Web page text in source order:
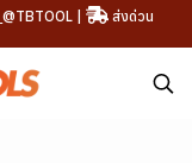
@TBTOOL |
ส่งด่วน